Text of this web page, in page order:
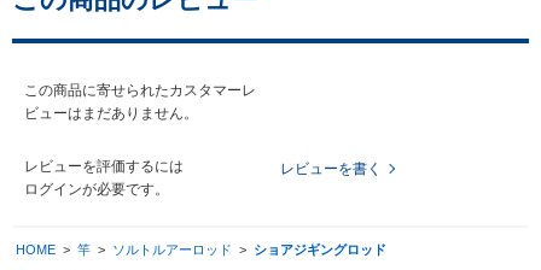
この商品に寄せられたカスタマーレ
ビューはまだありません。
レビューを評価するには
ログインが必要です。
レビューを書く
HOME > 竿 > ソルトルアーロッド > ショアジギングロッド